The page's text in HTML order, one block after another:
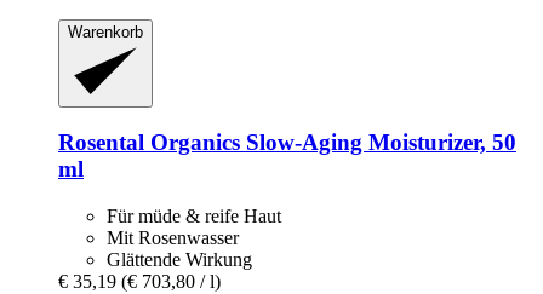
Warenkorb
Rosental Organics Slow-​Aging Moisturizer, 50
ml
Für müde & reife Haut
Mit Rosenwasser
Glättende Wirkung
€ 35,19 (€ 703,80 / l)